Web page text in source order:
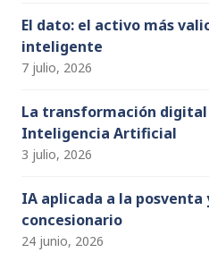
El dato: el activo más
inteligente
7 julio, 2026
La transformación digital
Inteligencia Artificial
3 julio, 2026
IA aplicada a la
concesionario
24 junio, 2026